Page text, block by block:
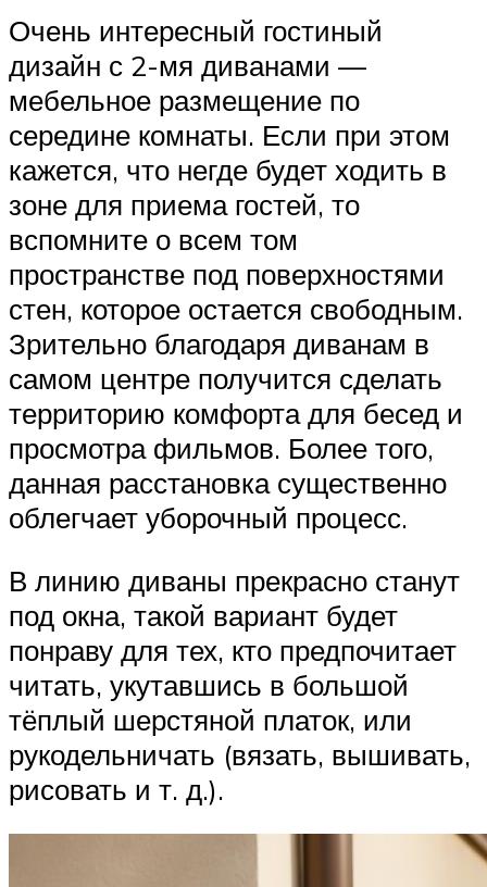
Очень интересный гостиный
дизайн с 2-мя диванами —
мебельное размещение по
середине комнаты. Если при этом
кажется, что негде будет ходить в
зоне для приема гостей, то
вспомните о всем том
пространстве под поверхностями
стен, которое остается свободным.
Зрительно благодаря диванам в
самом центре получится сделать
территорию комфорта для бесед и
просмотра фильмов. Более того,
данная расстановка существенно
облегчает уборочный процесс.
В линию диваны прекрасно станут
под окна, такой вариант будет
понраву для тех, кто предпочитает
читать, укутавшись в большой
тёплый шерстяной платок, или
рукодельничать (вязать, вышивать,
рисовать и т. д.).